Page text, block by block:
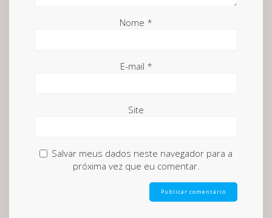
Nome *
E-mail *
Site
Salvar meus dados neste navegador para a
próxima vez que eu comentar.